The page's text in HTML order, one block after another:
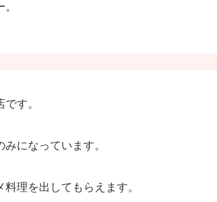
す。
になっています。
理を出してもらえます。